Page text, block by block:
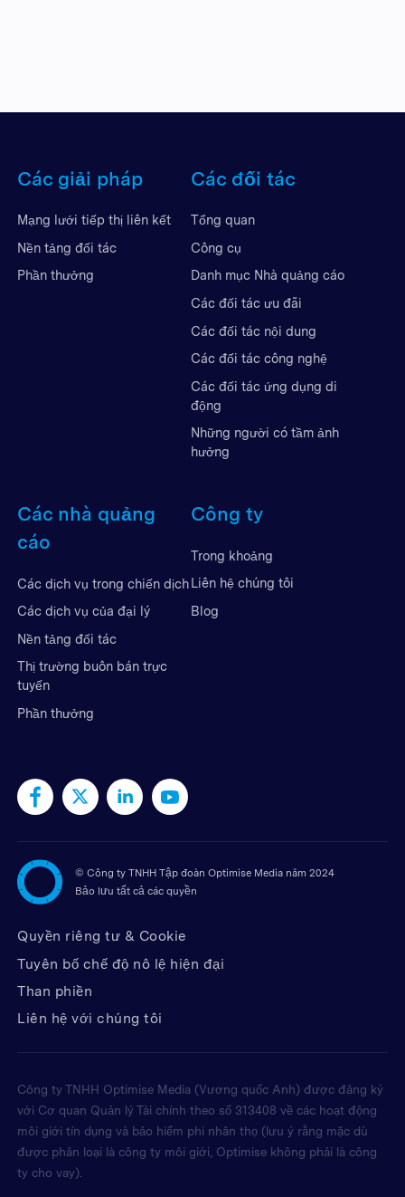
Các giải pháp
Mạng lưới tiếp thị liên kết
Nền tảng đối tác
Phần thưởng
Các đối tác
Tổng quan
Công cụ
Danh mục Nhà quảng cáo
Các đối tác ưu đãi
Các đối tác nội dung
Các đối tác công nghệ
Các đối tác ứng dụng di
động
Những người có tầm ảnh
hưởng
Các nhà quảng
cáo
Các dịch vụ trong chiến dịch
Các dịch vụ của đại lý
Nền tảng đối tác
Thị trường buôn bán trực
tuyến
Phần thưởng
Công ty
Trong khoảng
Liên hệ chúng tôi
Blog
© Công ty TNHH Tập đoàn Optimise Media năm 2024
Bảo lưu tất cả các quyền
Quyền riêng tư & Cookie
Tuyên bố chế độ nô lệ hiện đại
Than phiền
Liên hệ với chúng tôi
Công ty TNHH Optimise Media (Vương quốc Anh) được đăng ký
với Cơ quan Quản lý Tài chính theo số 313408 về các hoạt động
môi giới tín dụng và bảo hiểm phi nhân thọ (lưu ý rằng mặc dù
được phân loại là công ty môi giới, Optimise không phải là công
ty cho vay).